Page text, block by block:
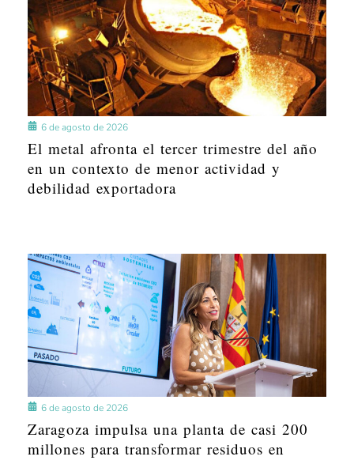
6 de agosto de 2026
El metal afronta el tercer trimestre del año
en un contexto de menor actividad y
debilidad exportadora
6 de agosto de 2026
Zaragoza impulsa una planta de casi 200
millones para transformar residuos en